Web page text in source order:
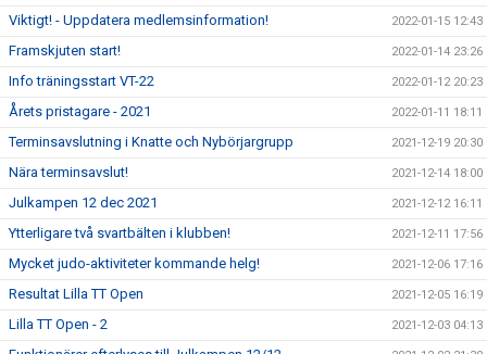
Viktigt! - Uppdatera medlemsinformation! 2022-01-15 12:43
Framskjuten start! 2022-01-14 23:26
Info träningsstart VT-22 2022-01-12 20:23
Årets pristagare - 2021 2022-01-11 18:11
Terminsavslutning i Knatte och Nybörjargrupp 2021-12-19 20:30
Nära terminsavslut! 2021-12-14 18:00
Julkampen 12 dec 2021 2021-12-12 16:11
Ytterligare två svartbälten i klubben! 2021-12-11 17:56
Mycket judo-aktiviteter kommande helg! 2021-12-06 17:16
Resultat Lilla TT Open 2021-12-05 16:19
Lilla TT Open - 2 2021-12-03 04:13